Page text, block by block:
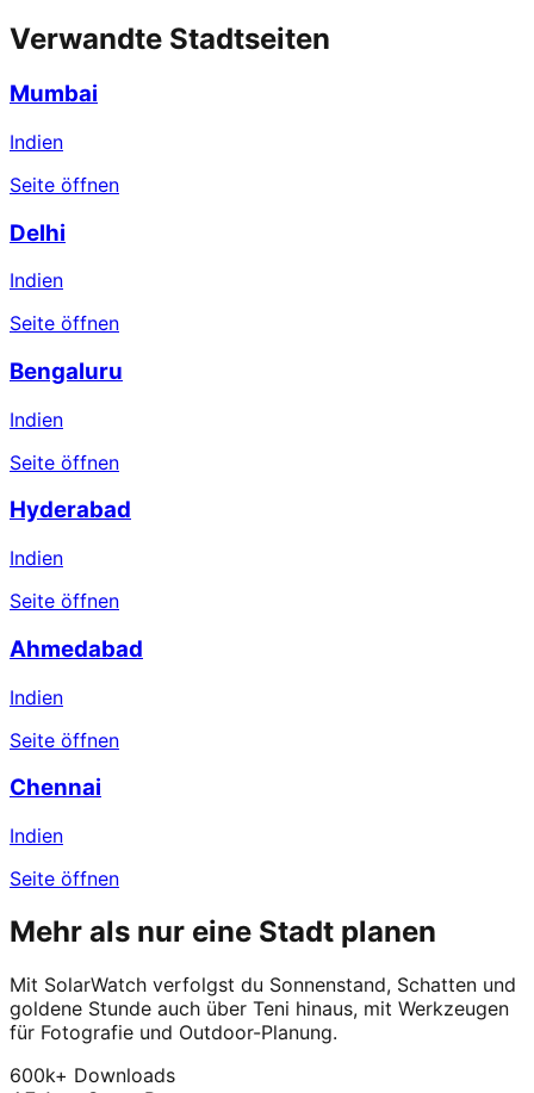
Verwandte Stadtseiten
Mumbai
Indien
Seite öffnen
Delhi
Indien
Seite öffnen
Bengaluru
Indien
Seite öffnen
Hyderabad
Indien
Seite öffnen
Ahmedabad
Indien
Seite öffnen
Chennai
Indien
Seite öffnen
Mehr als nur eine Stadt planen
Mit SolarWatch verfolgst du Sonnenstand, Schatten und
goldene Stunde auch über Teni hinaus, mit Werkzeugen
für Fotografie und Outdoor-Planung.
600k+ Downloads